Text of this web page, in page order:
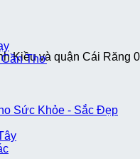
Kiều và quận Cái Răng
Cần Thơ
Sức Khỏe - Sắc Đẹp